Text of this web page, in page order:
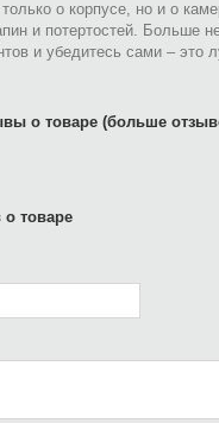
только о корпусе, но и о
и потертостей. Больше
и убедитесь сами –
о товаре (больше
о товаре